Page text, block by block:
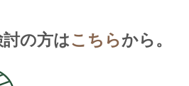
の方はこちらから。